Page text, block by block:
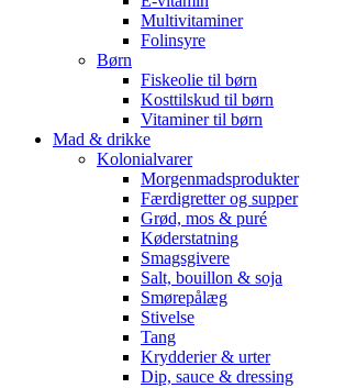
Multivitaminer
Folinsyre
Børn
Fiskeolie til børn
Kosttilskud til børn
Vitaminer til børn
Mad & drikke
Kolonialvarer
Morgenmadsprodukter
Færdigretter og supper
Grød, mos & puré
Køderstatning
Smagsgivere
Salt, bouillon & soja
Smørepålæg
Stivelse
Tang
Krydderier & urter
Dip, sauce & dressing